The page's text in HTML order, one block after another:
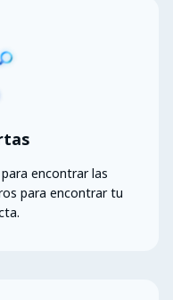
encontrar las
para encontrar tu